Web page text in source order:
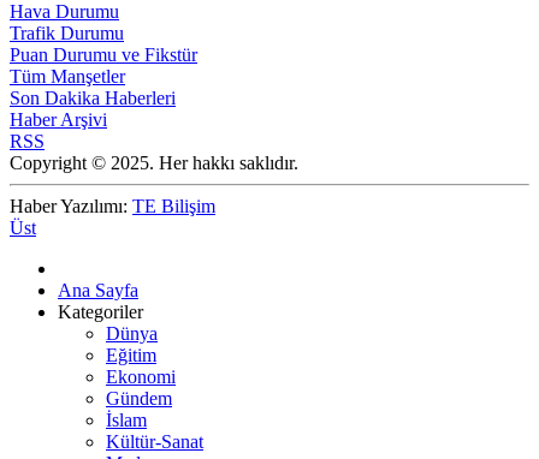
Hava Durumu
Trafik Durumu
Puan Durumu ve Fikstür
Tüm Manşetler
Son Dakika Haberleri
Haber Arşivi
RSS
Copyright © 2025. Her hakkı saklıdır.
Haber Yazılımı: TE Bilişim
Üst
Ana Sayfa
Kategoriler
Dünya
Eğitim
Ekonomi
Gündem
İslam
Kültür-Sanat